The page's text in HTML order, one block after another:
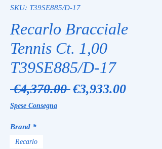
SKU: T39SE885/D-17
Recarlo Bracciale
Tennis Ct. 1,00
T39SE885/D-17
€4,370.00 Regular
€3,933.00Sale
Spese Consegna
Brand *
Recarlo